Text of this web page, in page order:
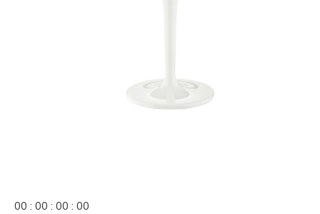
00 : 00 : 00 : 00